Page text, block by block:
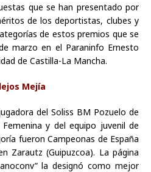
que se han presentado por
de los deportistas, clubes y
de estos premios que se
marzo en el Paraninfo Ernesto
de Castilla-La Mancha.
Mejía
del Soliss BM Pozuelo de
y del equipo juvenil de
fueron Campeonas de España
Zarautz (Guipuzcoa). La página
la designó como mejor